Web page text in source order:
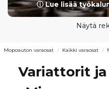
ⓘ Lue lisää
Näytä
Mopoauton varaosat Kaikki varaosat
Variattorit